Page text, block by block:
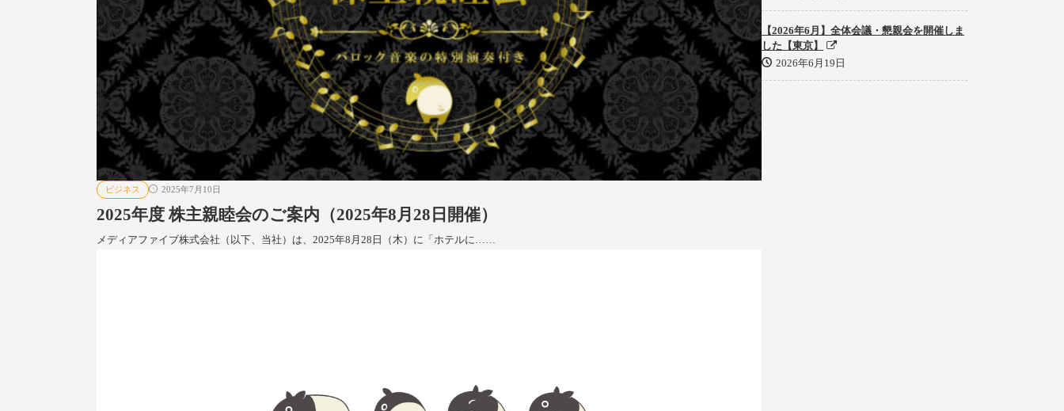
ビジネス 2025年7月10日
2025年度 株主親睦会のご案内（2025年8月28日開催）
メディアファイブ株式会社（以下、当社）は、2025年8月28日（木）に「ホテルに……
【2026年6月】全体会議・懇親会を開催しま
した【東京】
2026年6月19日